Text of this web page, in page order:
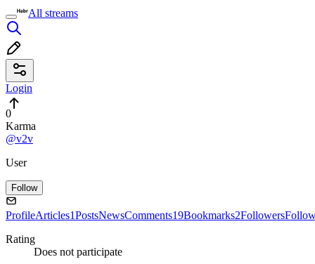
All streams
Login
0
Karma
@v2v
User
Follow
ProfileArticles1PostsNewsComments19Bookmarks2Followers
Rating
Does not participate